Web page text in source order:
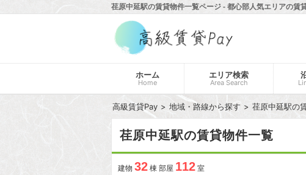
荏原中延駅の賃貸物件一覧ページ - 都心部人気エリアの賃
ホーム
Home
エリア検索
Area Search
高級賃貸Pay 地域・路線から探す 荏原中延駅の
荏原中延駅の賃貸物件一覧
建物 32 棟 部屋 112 室